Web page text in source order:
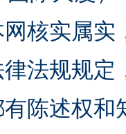
核实属
法规规
陈述权